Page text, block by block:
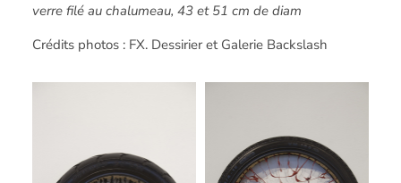
verre filé au chalumeau, 43 et 51 cm de diam
Crédits photos : FX. Dessirier et Galerie Backslash